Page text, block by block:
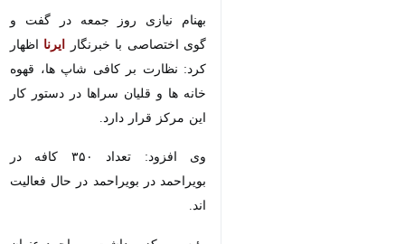
بهنام نیازی روز جمعه در گفت و گوی
اختصاصی با خبرنگار ایرنا
اظهار کرد:
نظارت بر کافی شاپ ها، قهوه خانه
ها و قلیان سراها در دستور کار این
مرکز قرار دارد.
وی افزود: تعداد ۳۵۰ کافه در
بویراحمد در بویراحمد در حال فعالیت
اند.